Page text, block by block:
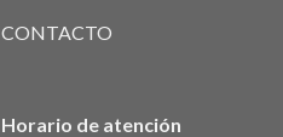
CONTACTO
Horario de atención